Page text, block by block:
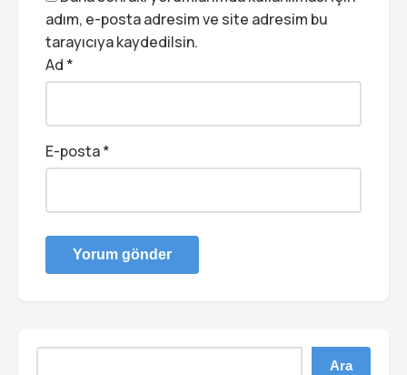
adım, e-posta adresim ve site adresim bu
tarayıcıya kaydedilsin.
Ad *
E-posta*
Ara